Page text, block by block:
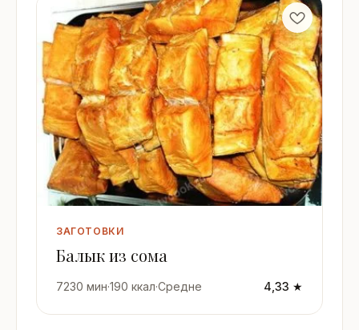
ЗАГОТОВКИ
Балык из сома
7230 мин·190 ккал·Средне 4,33 ★